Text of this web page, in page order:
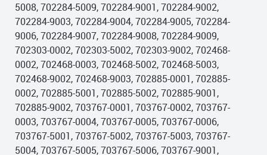
5008, 702284-5009, 702284-9001, 702284-9002,
702284-9003, 702284-9004, 702284-9005, 702284-
9006, 702284-9007, 702284-9008, 702284-9009,
702303-0002, 702303-5002, 702303-9002, 702468-
0002, 702468-0003, 702468-5002, 702468-5003,
702468-9002, 702468-9003, 702885-0001, 702885-
0002, 702885-5001, 702885-5002, 702885-9001,
702885-9002, 703767-0001, 703767-0002, 703767-
0003, 703767-0004, 703767-0005, 703767-0006,
703767-5001, 703767-5002, 703767-5003, 703767-
5004, 703767-5005, 703767-5006, 703767-9001,